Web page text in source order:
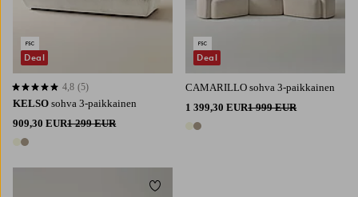
KELSO sohva 3-paikkainen
909,30 EUR1 299 EUR
2 värejä
4,8 perustuen 5 arvosanaan
4,8 (5)
Deal
CAMARILLO sohva 3-paikkainen
1 399,30 EUR1 999 EUR
2 värejä
Deal
Lisää suosikkeihin